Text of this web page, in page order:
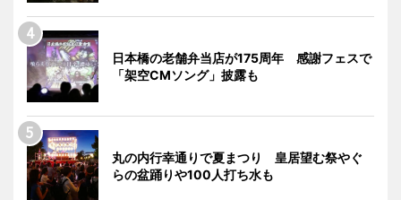
日本橋の老舗弁当店が175周年 感謝フェスで
「架空CMソング」披露も
丸の内行幸通りで夏まつり 皇居望む祭やぐ
らの盆踊りや100人打ち水も